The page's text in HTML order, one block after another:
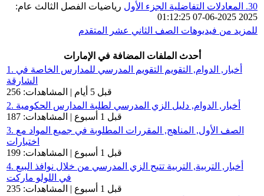
30. المعادلات التفاضلية الجزء الأول
رياضيات الفصل الثالث عام:
2025
2025-06-07 01:12:25
للمزيد من فيديوهات الصف الثاني عشر المتقدم
أحدث الملفات المضافة في الإمارات
1. أخبار, الدوام, التقويم التقويم المدرسي للمدارس الخاصة في
الشارقة
قبل 5 أيام | المشاهدات: 256
2. أخبار, الدوام, دليل الزي المدرسي لطلبة المدارس الحكومية
قبل 1 أسبوع | المشاهدات: 187
3. الصف الأول, المناهج, المقررات المطلوبة في جميع المواد مع
اختبارات
قبل 1 أسبوع | المشاهدات: 199
4. أخبار, التربية, التربية تتيح الزي المدرسي من خلال نوافذ البيع
في اللولو ماركت
قبل 1 أسبوع | المشاهدات: 235